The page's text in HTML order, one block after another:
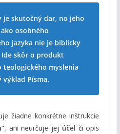
je skutočný dar, no jeho
osobného
jazyka nie je biblicky
Ide skôr o produkt
teologického myslenia
výklad Písma.
žiadne konkrétne inštrukcie
, ani neurčuje jej účel či opis